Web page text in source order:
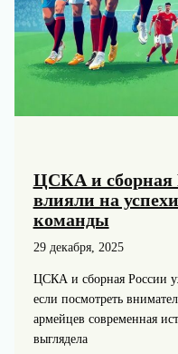
ЦСКА и сборная
влияли на
команды
29 декабря, 2025
ЦСКА и сборная России
если посмотреть
армейцев современная
выглядела